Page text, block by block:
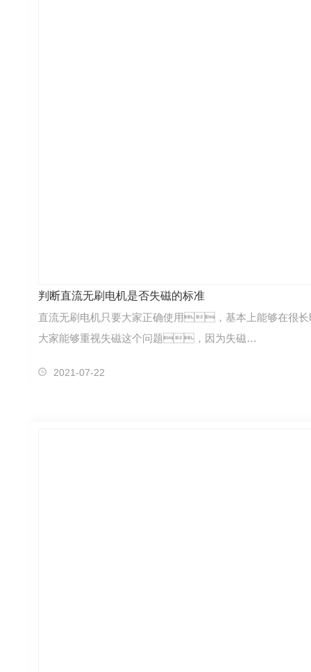
判断直流无刷电机是否失磁的标准
直流无刷电机只要大家正确使用，基本上能够在
大家能够重视失磁这个问题，因为失磁…
2021-07-22